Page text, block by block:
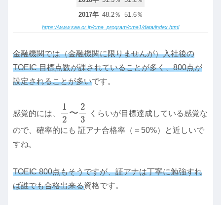
2017年 48.2％ 51.6％
https://www.saa.or.jp/cma_program/cma1/data/index.html
金融機関では（金融機関に限りませんが）入社後の
TOEIC 目標点数が課されていることが多く、800点が
設定されることが多いです。
感覚的には、
1
2
〜
2
3
1 2
くらいが目標達成している感覚な
ので、確率的にも 証アナ合格率（＝50%）と近しいで
すね。
TOEIC 800点もそうですが、証アナは丁寧に勉強すれ
ば誰でも合格出来る資格です。